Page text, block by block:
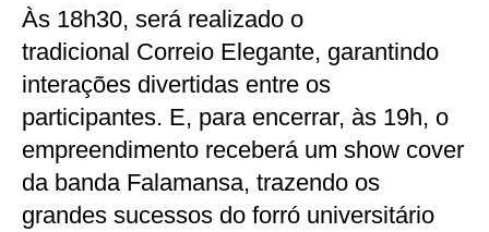
Às 18h30, será realizado o
tradicional Correio Elegante, garantindo
interações divertidas entre os
participantes. E, para encerrar, às 19h, o
empreendimento receberá um show cover
da banda Falamansa, trazendo os
grandes sucessos do forró universitário